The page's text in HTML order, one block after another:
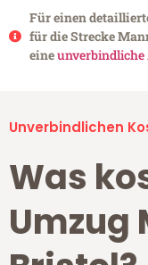
Für einen
für die Strecke
eineunverbindliche
Unverbindlichen
Was
Umzug